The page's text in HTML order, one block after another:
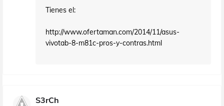
Tienes el:
http://www.ofertaman.com/2014/11/asus-
vivotab-8-m81c-pros-y-contras.html
S3rCh